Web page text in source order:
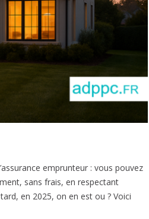
emprunteur : vous pouvez
sans frais, en respectant
en 2025, on en est ou ? Voici